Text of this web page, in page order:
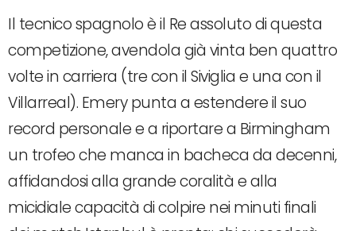
Il tecnico spagnolo è il Re assoluto di questa
competizione, avendola già vinta ben quattro
volte in carriera (tre con il Siviglia e una con il
Villarreal). Emery punta a estendere il suo
record personale e a riportare a Birmingham
un trofeo che manca in bacheca da decenni,
affidandosi alla grande coralità e alla
micidiale capacità di colpire nei minuti finali